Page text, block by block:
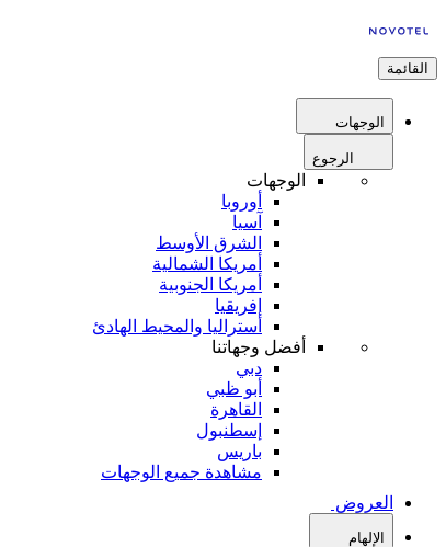
القائمة
الوجهات
الرجوع
الوجهات
أوروبا
آسيا
الشرق الأوسط
أمريكا الشمالية
أمريكا الجنوبية
إفريقيا
أستراليا والمحيط الهادئ
أفضل وجهاتنا
دبي
أبو ظبي
القاهرة
إسطنبول
باريس
مشاهدة جميع الوجهات
العروض
الإلهام